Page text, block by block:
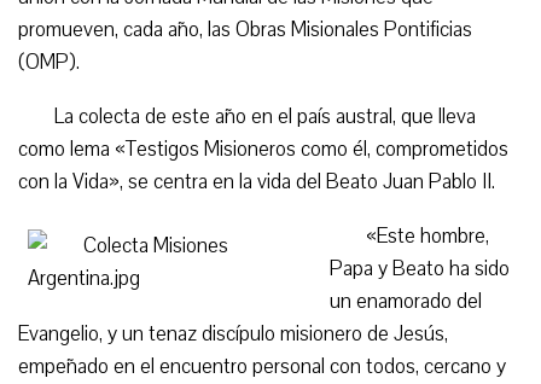
promueven, cada año, las Obras Misionales Pontificias
(OMP).
La colecta de este año en el país austral, que lleva
como lema «Testigos Misioneros como él, comprometidos
con la Vida», se centra en la vida del Beato Juan Pablo II.
«Este hombre,
Papa y Beato ha sido
un enamorado del
Evangelio, y un tenaz discípulo misionero de Jesús,
empeñado en el encuentro personal con todos, cercano y